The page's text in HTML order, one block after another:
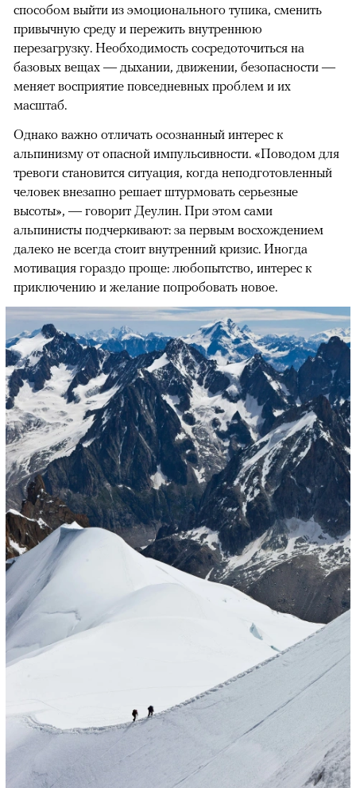
способом выйти из эмоционального тупика, сменить
привычную среду и пережить внутреннюю
перезагрузку. Необходимость сосредоточиться на
базовых вещах — дыхании, движении, безопасности —
меняет восприятие повседневных проблем и их
масштаб.
Однако важно отличать осознанный интерес к
альпинизму от опасной импульсивности. «Поводом для
тревоги становится ситуация, когда неподготовленный
человек внезапно решает штурмовать серьезные
высоты», — говорит Деулин. При этом сами
альпинисты подчеркивают: за первым восхождением
далеко не всегда стоит внутренний кризис. Иногда
мотивация гораздо проще: любопытство, интерес к
приключению и желание попробовать новое.